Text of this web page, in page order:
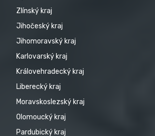
Zlínský kraj
Jihočeský kraj
Jihomoravský kraj
Karlovarský kraj
Královehradecký kraj
Liberecký kraj
Moravskoslezský kraj
Olomoucký kraj
Pardubický kraj